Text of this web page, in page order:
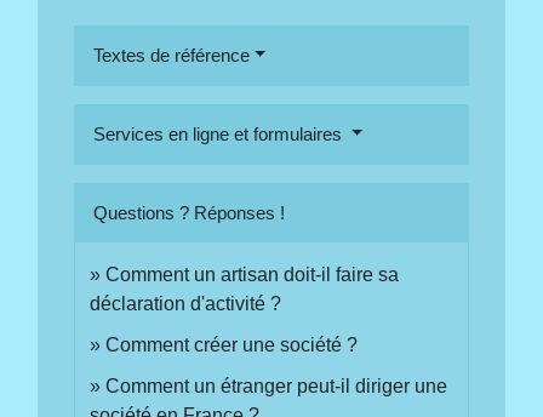
Textes de référence
Services en ligne et formulaires
Questions ? Réponses !
Comment un artisan doit-il faire sa
déclaration d'activité ?
Comment créer une société ?
Comment un étranger peut-il diriger une